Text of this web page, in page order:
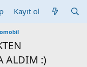
Kayıt ol
ALDIM :)